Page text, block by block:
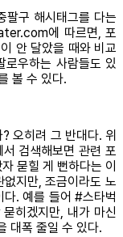
팔구 해시태그를 다는
에 따르면, 포
안 달았을 때와 비교
우하는 사람들도 있
볼 수 있다.
오히려 그 반대다. 위
검색해보면 관련 포
묻힐 게 뻔하다는 이
지만, 조금이라도 노
. 예를 들어 #스타벅
히겠지만, 내가 마신
대폭 줄일 수 있다.